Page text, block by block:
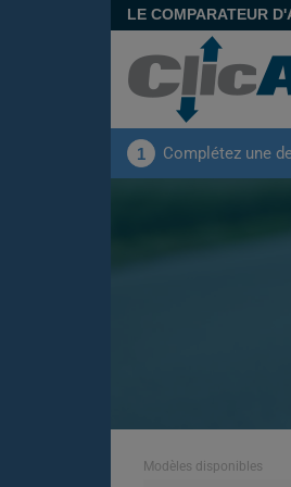
LE COMPARATEUR
1 Complétez une
Modèles disponibles